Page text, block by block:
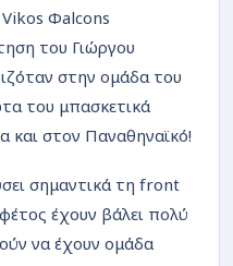
Vikos Φalcons
του Γιώργου
στην ομάδα του
του μπασκετικά
και στον Παναθηναϊκό!
σημαντικά τη front
έχουν βάλει πολύ
να έχουν ομάδα